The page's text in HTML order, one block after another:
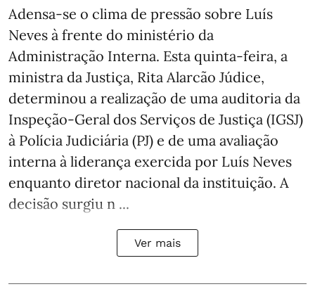
Adensa-se o clima de pressão sobre Luís
Neves à frente do ministério da
Administração Interna. Esta quinta-feira, a
ministra da Justiça, Rita Alarcão Júdice,
determinou a realização de uma auditoria da
Inspeção-Geral dos Serviços de Justiça (IGSJ)
à Polícia Judiciária (PJ) e de uma avaliação
interna à liderança exercida por Luís Neves
enquanto diretor nacional da instituição. A
decisão surgiu n ...
Ver mais